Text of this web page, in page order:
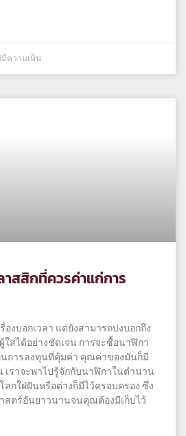
มีความเห็น
สสิกที่ควรค่าแก่การ
งบอกเวลา แต่ยังสามารถบ่งบอกถึง
ส่ได้อย่างชัดเจน การจะซื้อนาฬิกา
นการลงทุนที่คุ้มค่า คุณค่าของมันก็มี
เราจะพาไปรู้จักกับนาฬิกาในตำนาน
กใฝ่ฝันหรือต่างก็มีไว้ครอบครอง ซึ่ง
ตร์อันยาวนานจนคุณต้องมีเก็บไว้